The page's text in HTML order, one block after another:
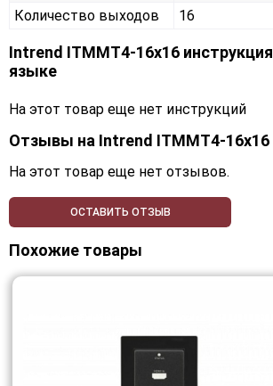
Количество выходов
16
Intrend ITMMT4-16x16
языке
На этот товар еще нет инструкций
Отзывы на Intrend ITMMT4-16x16
На этот товар еще нет отзывов.
ОСТАВИТЬ ОТЗЫВ
Похожие товары